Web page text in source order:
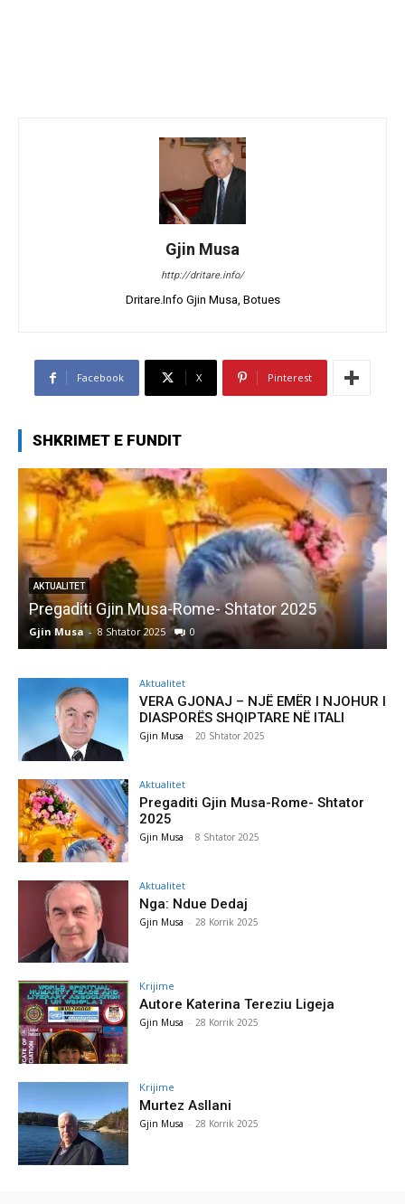
Gjin Musa
http://dritare.info/
Dritare.Info Gjin Musa, Botues
Facebook X Pinterest
SHKRIMET E FUNDIT
AKTUALITET
Pregaditi Gjin Musa-Rome- Shtator 2025
Gjin Musa - 8 Shtator 2025 0
Aktualitet
VERA GJONAJ – NJË EMËR I NJOHUR I
DIASPORËS SHQIPTARE NË ITALI
Gjin Musa - 20 Shtator 2025
Aktualitet
Pregaditi Gjin Musa-Rome- Shtator
2025
Gjin Musa - 8 Shtator 2025
Aktualitet
Nga: Ndue Dedaj
Gjin Musa - 28 Korrik 2025
Krijime
Autore Katerina Tereziu Ligeja
Gjin Musa - 28 Korrik 2025
Krijime
Murtez Asllani
Gjin Musa - 28 Korrik 2025